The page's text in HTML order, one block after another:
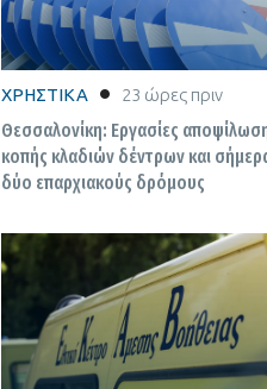
ΧΡΗΣΤΙΚΑ 23 ώρες πριν
Θεσσαλονίκη: Εργασίες
κοπής κλαδιών δέντρων και
δύο επαρχιακούς δρόμους